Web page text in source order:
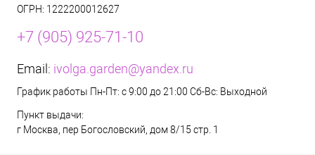
ОГРН: 1222200012627
+7 (905) 925-71-10
Email: ivolga.garden@yandex.ru
График работы Пн-Пт: с 9:00 до 21:00 Сб-Вс: Выходной
Пункт выдачи:
г Москва, пер Богословский, дом 8/15 стр. 1